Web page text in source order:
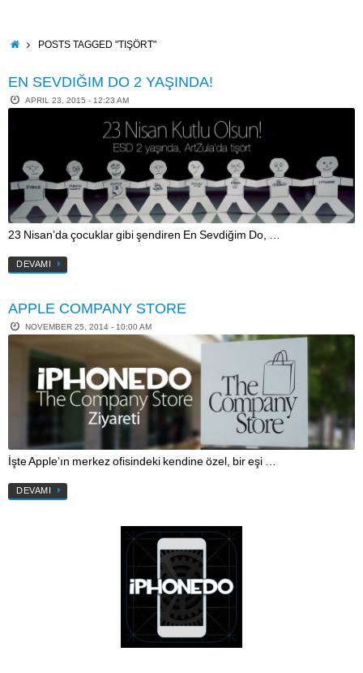
contentHOMEPOSTS TAGGED "TIŞÖRT"
EN SEVDIĞIM DO 2 YAŞINDA!
APRIL 23, 2015 - 12:23 AM
23 Nisan’da çocuklar gibi şendiren En Sevdiğim Do, …
DEVAMI
APPLE COMPANY STORE
NOVEMBER 25, 2014 - 10:00 AM
İşte Apple’ın merkez ofisindeki kendine özel, bir eşi …
DEVAMI